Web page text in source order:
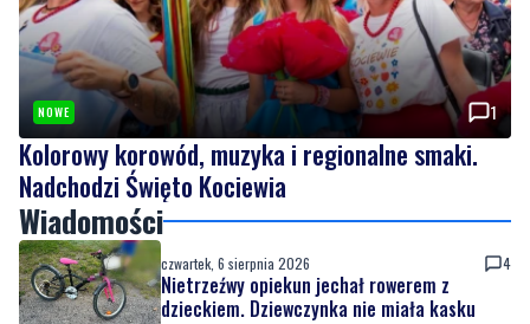
NOWE 1
Kolorowy korowód, muzyka i regionalne smaki.
Nadchodzi Święto Kociewia
Wiadomości
czwartek, 6 sierpnia 2026 4
Nietrzeźwy opiekun jechał rowerem z
dzieckiem. Dziewczynka nie miała kasku